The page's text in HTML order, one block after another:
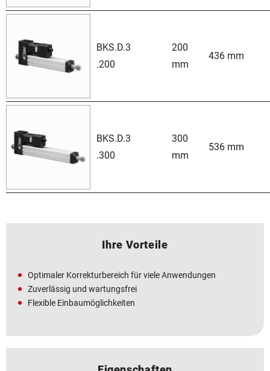
BKS.D.3
.200
200
mm
436 mm
BKS.D.3
.300
300
mm
536 mm
Ihre Vorteile
Optimaler Korrekturbereich für viele Anwendungen
Zuverlässig und wartungsfrei
Flexible Einbaumöglichkeiten